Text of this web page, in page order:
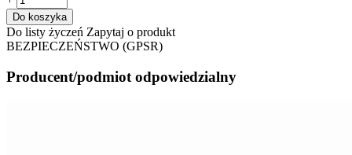
Do koszyka
Do listy życzeń Zapytaj o produkt
BEZPIECZEŃSTWO (GPSR)
Producent/podmiot odpowiedzialny